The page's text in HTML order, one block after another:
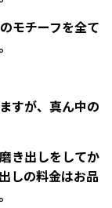
モチーフを全て
すが、真ん中の
き出しをしてか
しの料金はお品